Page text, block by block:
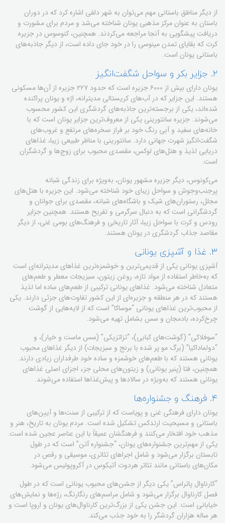
از دیگر مناطق باستانی مهم می‌توان به شهر دلفی اشاره کرد که در دوران
باستان به عنوان مرکز مذهبی یونان شناخته می‌شد و مردم برای مشورت و
دریافت پیشگویی به آنجا مراجعه می‌کردند. همچنین، کنوسوس در جزیره
کرت که بقایای تمدن مینوسی را در خود جای داده است، از دیگر جاذبه‌های
باستانی یونان است.
۲. جزایر بکر و سواحل شگفت‌انگیز
یونان دارای بیش از ۶۰۰۰ جزیره است که حدود ۲۲۷ جزیره از آن‌ها مسکونی
هستند. این جزایر که در آب‌های کریستالی مدیترانه، اژه و یونان پراکنده
شده‌اند، یکی از برجسته‌ترین جاذبه‌های گردشگری این کشور محسوب
می‌شوند. جزیره سانتورینی یکی از معروف‌ترین جزایر یونان است که با
خانه‌های سفید و آبی رنگ خود بر فراز صخره‌های مرتفع و غروب‌های
شگفت‌انگیز شهرت جهانی دارد. سانتورینی با مناظر طبیعی زیبا، غذاهای
دریایی لذیذ و هتل‌های لوکس، مقصدی محبوب برای زوج‌ها و گردشگران
است.
می‌کونوس، دیگر جزیره مشهور یونان، به‌ویژه برای زندگی شبانه
پرجنب‌وجوش و سواحل زیبای خود شناخته می‌شود. این جزیره با هتل‌های
مجلل، رستوران‌های شیک و باشگاه‌های شبانه، مقصدی برای جوانان و
گردشگرانی است که به دنبال سرگرمی و تفریح هستند. همچنین جزایر
رودس و کرت با سواحل زیبا، آثار تاریخی و فرهنگ‌های بومی غنی، از دیگر
مقاصد جذاب گردشگری در یونان هستند.
۳. غذا و آشپزی یونانی
آشپزی یونانی یکی از قدیمی‌ترین و خوشمزه‌ترین غذاهای مدیترانه‌ای است
که به‌خاطر استفاده از مواد تازه، روغن زیتون، سبزیجات معطر و طعم‌های
متعادل شناخته می‌شود. غذاهای یونانی ترکیبی از طعم‌های ساده اما لذیذ
هستند که در هر منطقه و جزیره‌ای از این کشور تفاوت‌های جزئی دارند. یکی
از محبوب‌ترین غذاهای یونانی “موساکا” است که از لایه‌هایی از گوشت
چرخ‌کرده، بادمجان و سس بشامل تهیه می‌شود.
“سوفلاکی” (گوشت‌های کبابی)، “تزاتزیکی” (سس ماست و خیار)، و
“دولماداکیا” (برگ مو پر شده با برنج و سبزیجات) از دیگر غذاهای محبوب
یونانی هستند که با طعم‌های خوشمزه و ساده خود طرفداران زیادی دارند.
همچنین، فتا (پنیر یونانی) و زیتون‌های محلی جزء اجزای اصلی غذاهای
یونانی هستند که به‌ویژه در سالادها و پیش‌غذاها استفاده می‌شوند.
۴. فرهنگ و جشنواره‌ها
یونان دارای فرهنگی غنی و پویاست که از ترکیبی از سنت‌ها و آیین‌های
باستانی و مسیحیت ارتدکس تشکیل شده است. مردم یونان به تاریخ، هنر و
مذهب خود افتخار می‌کنند و فرهنگشان عمیقاً با این عناصر عجین شده است.
یکی از مهم‌ترین جشنواره‌های یونان، “جشنواره آتن” است که در طول
تابستان برگزار می‌شود و شامل اجراهای تئاتری، موسیقی و رقص در
مکان‌های باستانی مانند تئاتر هردوت آتیکوس در آکروپولیس می‌شود.
“کارناوال پاتراس” یکی دیگر از جشن‌های محبوب یونانی است که در طول
فصل کارناوال برگزار می‌شود و شامل مراسم‌های رنگارنگ، رژه‌ها و نمایش‌های
خیابانی است. این جشن یکی از بزرگ‌ترین کارناوال‌های یونان و اروپا است و
هر ساله هزاران گردشگر را به خود جذب می‌کند.